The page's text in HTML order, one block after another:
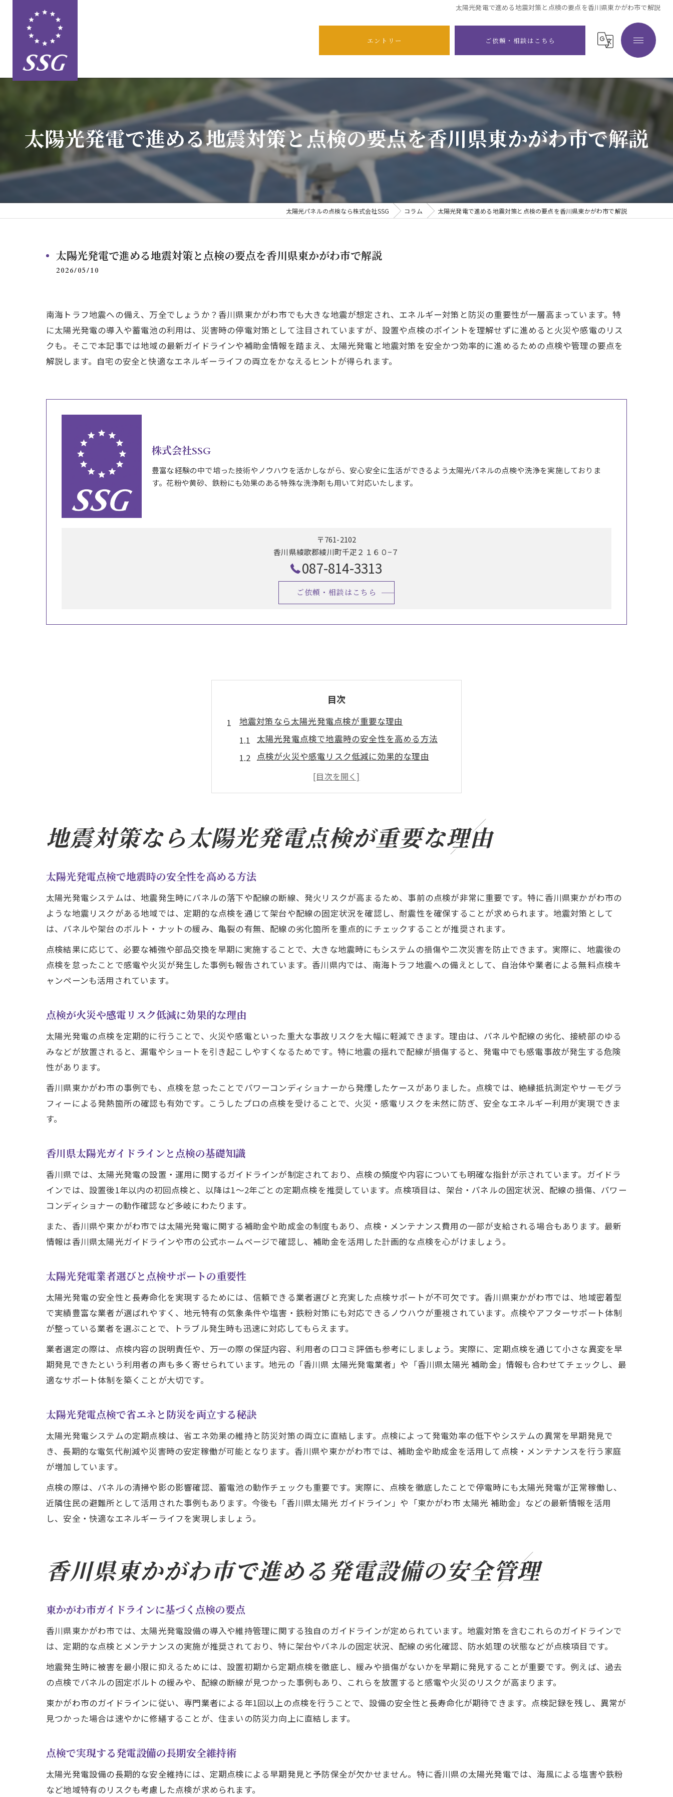
太陽光発電で進める地震対策と点検の要点を香川県東かがわ市で解説
エントリー ご依頼・相談はこちら
太陽光発電で進める地震対策と点検の要点を香川県東かがわ市で解説
太陽光パネルの点検なら株式会社SSG コラム 太陽光発電で進める地震対策と点検の要点を香川県東かがわ市で解説
太陽光発電で進める地震対策と点検の要点を香川県東かがわ市で解説
2026/05/10
南海トラフ地震への備え、万全でしょうか？香川県東かがわ市でも大きな地震が想定され、エネルギー対策と防災の重要性が一層高まっています。特
に太陽光発電の導入や蓄電池の利用は、災害時の停電対策として注目されていますが、設置や点検のポイントを理解せずに進めると火災や感電のリス
クも。そこで本記事では地域の最新ガイドラインや補助金情報を踏まえ、太陽光発電と地震対策を安全かつ効率的に進めるための点検や管理の要点を
解説します。自宅の安全と快適なエネルギーライフの両立をかなえるヒントが得られます。
株式会社SSG
豊富な経験の中で培った技術やノウハウを活かしながら、安心安全に生活ができるよう太陽光パネルの点検や洗浄を実施しておりま
す。花粉や黄砂、鉄粉にも効果のある特殊な洗浄剤も用いて対応いたします。
〒761-2102
香川県綾歌郡綾川町千疋２１６０−７
087-814-3313
ご依頼・相談はこちら
目次
地震対策なら太陽光発電点検が重要な理由
太陽光発電点検で地震時の安全性を高める方法
点検が火災や感電リスク低減に効果的な理由
香川県太陽光ガイドラインと点検の基礎知識
太陽光発電業者選びと点検サポートの重要性
香川県東かがわ市で進める発電設備の安全管理
東かがわ市ガイドラインに基づく点検の要点
発電設備の点検が住まいの防災力を強化する
東かがわ市助成金と太陽光発電点検の関係性
災害時に備える太陽光発電システム点検方法
停電時の備えに必要な太陽光発電点検手順
専門業者による太陽光発電点検の流れと注意点
補助金活用と共に考えたい点検ポイント
太陽光発電点検後の補助金申請の進め方
香川県太陽光補助金令和6年度の最新情報
補助金対象となる点検内容と必要書類の整理
点検が停電時の電源確保に欠かせない理由
災害時に役立つ点検と自立運転の連携ポイント
点検を通じて自立運転の信頼性を高める秘訣
ガイドラインに基づく点検と管理で安心生活
太陽光発電点検で安心な住環境を実現する方法
点検記録管理とガイドライン運用のポイント
香川県太陽光発電業者との連携で安心を確保
地震対策なら太陽光発電点検が重要な理由
太陽光発電点検で地震時の安全性を高める方法
太陽光発電システムは、地震発生時にパネルの落下や配線の断線、発火リスクが高まるため、事前の点検が非常に重要です。特に香川県東かがわ市の
ような地震リスクがある地域では、定期的な点検を通じて架台や配線の固定状況を確認し、耐震性を確保することが求められます。地震対策として
は、パネルや架台のボルト・ナットの緩み、亀裂の有無、配線の劣化箇所を重点的にチェックすることが推奨されます。
点検結果に応じて、必要な補強や部品交換を早期に実施することで、大きな地震時にもシステムの損傷や二次災害を防止できます。実際に、地震後の
点検を怠ったことで感電や火災が発生した事例も報告されています。香川県内では、南海トラフ地震への備えとして、自治体や業者による無料点検キ
ャンペーンも活用されています。
点検が火災や感電リスク低減に効果的な理由
太陽光発電の点検を定期的に行うことで、火災や感電といった重大な事故リスクを大幅に軽減できます。理由は、パネルや配線の劣化、接続部のゆる
みなどが放置されると、漏電やショートを引き起こしやすくなるためです。特に地震の揺れで配線が損傷すると、発電中でも感電事故が発生する危険
性があります。
香川県東かがわ市の事例でも、点検を怠ったことでパワーコンディショナーから発煙したケースがありました。点検では、絶縁抵抗測定やサーモグラ
フィーによる発熱箇所の確認も有効です。こうしたプロの点検を受けることで、火災・感電リスクを未然に防ぎ、安全なエネルギー利用が実現できま
す。
香川県太陽光ガイドラインと点検の基礎知識
香川県では、太陽光発電の設置・運用に関するガイドラインが制定されており、点検の頻度や内容についても明確な指針が示されています。ガイドラ
インでは、設置後1年以内の初回点検と、以降は1～2年ごとの定期点検を推奨しています。点検項目は、架台・パネルの固定状況、配線の損傷、パワー
コンディショナーの動作確認など多岐にわたります。
また、香川県や東かがわ市では太陽光発電に関する補助金や助成金の制度もあり、点検・メンテナンス費用の一部が支給される場合もあります。最新
情報は香川県太陽光ガイドラインや市の公式ホームページで確認し、補助金を活用した計画的な点検を心がけましょう。
太陽光発電業者選びと点検サポートの重要性
太陽光発電の安全性と長寿命化を実現するためには、信頼できる業者選びと充実した点検サポートが不可欠です。香川県東かがわ市では、地域密着型
で実績豊富な業者が選ばれやすく、地元特有の気象条件や塩害・鉄粉対策にも対応できるノウハウが重視されています。点検やアフターサポート体制
が整っている業者を選ぶことで、トラブル発生時も迅速に対応してもらえます。
業者選定の際は、点検内容の説明責任や、万一の際の保証内容、利用者の口コミ評価も参考にしましょう。実際に、定期点検を通じて小さな異変を早
期発見できたという利用者の声も多く寄せられています。地元の「香川県 太陽光発電業者」や「香川県太陽光 補助金」情報も合わせてチェックし、最
適なサポート体制を築くことが大切です。
太陽光発電点検で省エネと防災を両立する秘訣
太陽光発電システムの定期点検は、省エネ効果の維持と防災対策の両立に直結します。点検によって発電効率の低下やシステムの異常を早期発見で
き、長期的な電気代削減や災害時の安定稼働が可能となります。香川県や東かがわ市では、補助金や助成金を活用して点検・メンテナンスを行う家庭
が増加しています。
点検の際は、パネルの清掃や影の影響確認、蓄電池の動作チェックも重要です。実際に、点検を徹底したことで停電時にも太陽光発電が正常稼働し、
近隣住民の避難所として活用された事例もあります。今後も「香川県太陽光 ガイドライン」や「東かがわ市 太陽光 補助金」などの最新情報を活用
し、安全・快適なエネルギーライフを実現しましょう。
香川県東かがわ市で進める発電設備の安全管理
東かがわ市ガイドラインに基づく点検の要点
香川県東かがわ市では、太陽光発電設備の導入や維持管理に関する独自のガイドラインが定められています。地震対策を含むこれらのガイドラインで
は、定期的な点検とメンテナンスの実施が推奨されており、特に架台やパネルの固定状況、配線の劣化確認、防水処理の状態などが点検項目です。
地震発生時に被害を最小限に抑えるためには、設置初期から定期点検を徹底し、緩みや損傷がないかを早期に発見することが重要です。例えば、過去
の点検でパネルの固定ボルトの緩みや、配線の断線が見つかった事例もあり、これらを放置すると感電や火災のリスクが高まります。
東かがわ市のガイドラインに従い、専門業者による年1回以上の点検を行うことで、設備の安全性と長寿命化が期待できます。点検記録を残し、異常が
見つかった場合は速やかに修繕することが、住まいの防災力向上に直結します。
点検で実現する発電設備の長期安全維持術
太陽光発電設備の長期的な安全維持には、定期点検による早期発見と予防保全が欠かせません。特に香川県の太陽光発電では、海風による塩害や鉄粉
など地域特有のリスクも考慮した点検が求められます。